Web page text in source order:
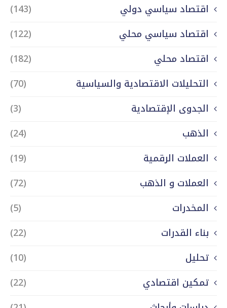
اقتصاد سياسي دولي
(143)
اقتصاد سياسي محلي
(122)
اقتصاد محلي
(182)
التحليلات الاقتصادية والسياسية
(70)
الجدوى الإقتصادية
(3)
الذهب
(24)
العملات الرقمية
(19)
العملات و الذهب
(72)
المخدرات
(5)
بناء القدرات
(22)
تحليل
(10)
تمكين اقتصادي
(22)